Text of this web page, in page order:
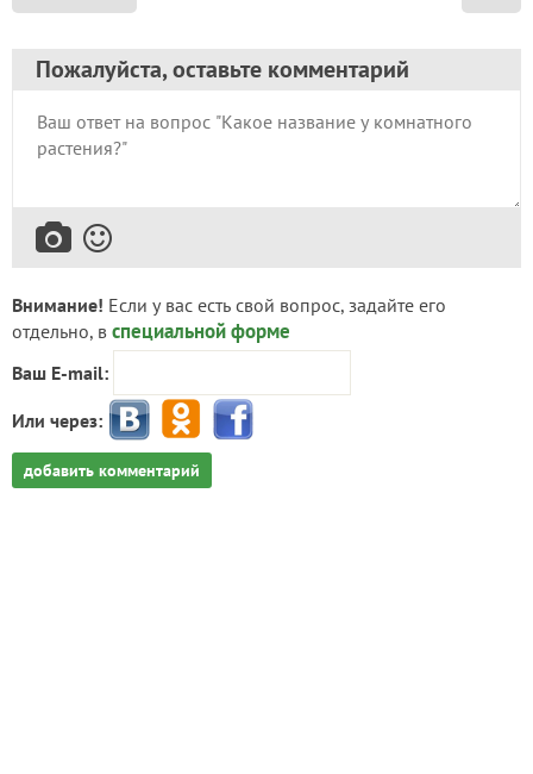
Пожалуйста, оставьте комментарий
Внимание! Если у вас есть свой вопрос, задайте его
отдельно, в специальной форме
Ваш E-mail:
Или через:
добавить комментарий